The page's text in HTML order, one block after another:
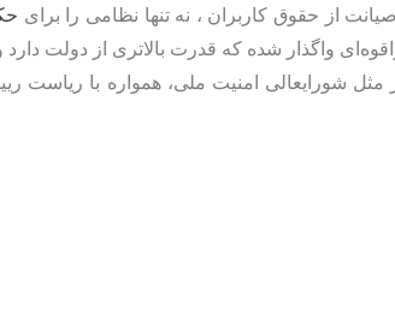
از حقوق کاربران ، نه تنها نظامی را برای
واگذار شده که قدرت بالاتری از دولت
مثل شورایعالی امنیت ملی، همواره با